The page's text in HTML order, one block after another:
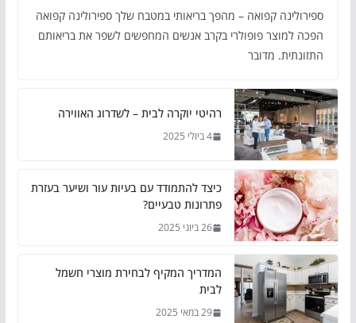
ספירולינה קפואה – מהפך בריאותי במטבח שלך ספירולינה קפואה
הפכה למוצר פופולרי בקרב אנשים המחפשים לשפר את בריאותם
התזונתית. מדובר
רהיטי יוקרה לבית – לשדרוג האווירה
4 ביולי 2025
כיצד להתמודד עם בעיות עור ושיער בעזרת
פתרונות טבעיים?
26 ביוני 2025
המדריך המקיף לבחירת מוצרי חשמל
לבית
29 במאי 2025